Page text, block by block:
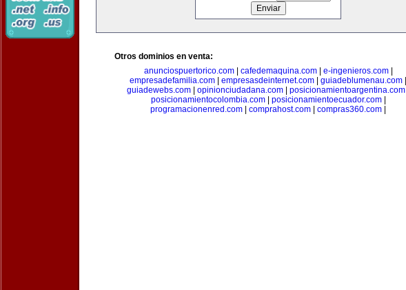
Otros dominios en venta:
anunciospuertorico.com| cafedemaquina.com| e-ingenieros.com|
empresadefamilia.com
empresasdeinternet.com guiadeblumenau.com
guiadewebs.com
opinionciudadana.com posicionamientoargentina.com
posicionamientocolombia.com| posicionamientoecuador.com|
programacionenred.com
comprahost.com compras360.com